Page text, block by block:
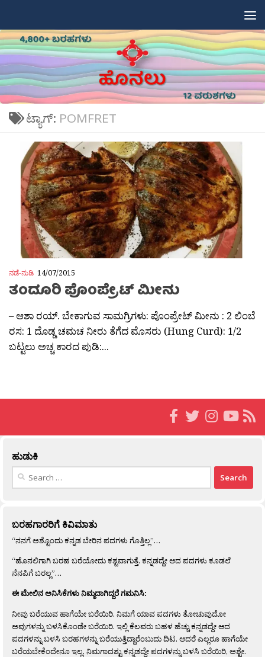
ಟ್ಯಾಗ್: POMFRET
ನಡೆ-ನುಡಿ 14/07/2015
ತಂದೂರಿ ಪೊಂಪ್ರೇಟ್ ಮೀನು
– ಆಶಾ ರಯ್. ಬೇಕಾಗುವ ಸಾಮಗ್ರಿಗಳು: ಪೊಂಪ್ರೇಟ್ ಮೀನು : 2 ಲಿಂಬೆ
ರಸ: 1 ದೊಡ್ಡ ಚಮಚ ನೀರು ತೆಗೆದ ಮೊಸರು (Hung Curd): 1/2
ಬಟ್ಟಲು ಅಚ್ಚ ಕಾರದ ಪುಡಿ:...
ಹುಡುಕಿ
Search
ಬರಹಗಾರರಿಗೆ ಕಿವಿಮಾತು
“ನನಗೆ ಅಶ್ಟೊಂದು ಕನ್ನಡ ಬೇರಿನ ಪದಗಳು ಗೊತ್ತಿಲ್ಲ”…
“ಹೊನಲಿಗಾಗಿ ಬರಹ ಬರೆಯೋದು ಕಶ್ಟವಾಗುತ್ತೆ. ಕನ್ನಡದ್ದೇ ಆದ ಪದಗಳು ಕೂಡಲೆ
ನೆನಪಿಗೆ ಬರಲ್ಲ”…
ಈ ಮೇಲಿನ ಅನಿಸಿಕೆಗಳು ನಿಮ್ಮದಾಗಿದ್ದರೆ ಗಮನಿಸಿ:
ನೀವು ಬರೆಯುವ ಹಾಗೆಯೇ ಬರೆಯಿರಿ. ನಿಮಗೆ ಯಾವ ಪದಗಳು ತೋಚುವುದೋ
ಅವುಗಳನ್ನು ಬಳಸಿಕೊಂಡೇ ಬರೆಯಿರಿ. ಇಲ್ಲಿ ಕೆಲವರು ಬಹಳ ಹೆಚ್ಚು ಕನ್ನಡದ್ದೇ ಆದ
ಪದಗಳನ್ನು ಬಳಸಿ ಬರಹಗಳನ್ನು ಬರೆಯುತ್ತಿದ್ದಾರೆಂಬುದು ದಿಟ. ಆದರೆ ಎಲ್ಲರೂ ಹಾಗೆಯೇ
ಬರೆಯಬೇಕೆಂದೇನೂ ಇಲ್ಲ. ನಿಮಗಾದಶ್ಟು ಕನ್ನಡದ್ದೇ ಪದಗಳನ್ನು ಬಳಸಿ ಬರೆಯಿರಿ, ಅಶ್ಟೇ.